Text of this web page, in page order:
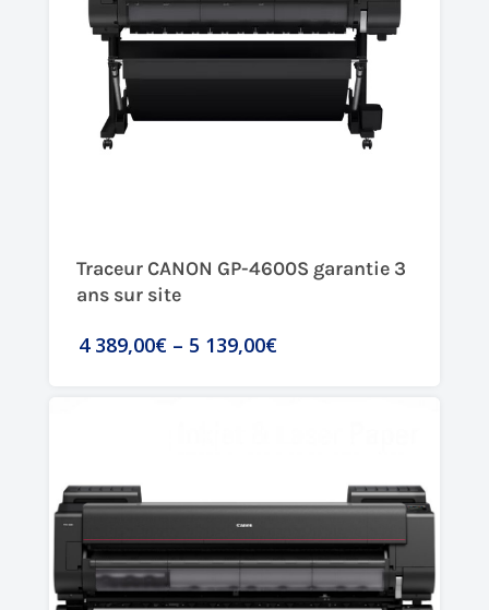
Traceur CANON GP-4600S garantie 3
ans sur site
4 389,00€ – 5 139,00€